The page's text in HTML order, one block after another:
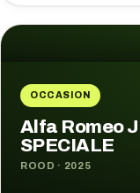
OCCASION
Alfa Romeo
SPECIALE
ROOD · 2025